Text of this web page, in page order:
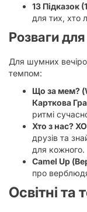
13 Підказок
для тих, хто
Розваги
Для шумних
темпом:
Що за мем?
Карткова
ритмі
Хто з нас?
друзів та
для кожного.
Camel Up
про
Освітні та